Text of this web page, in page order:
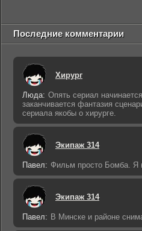
Последние комментарии
Хирург
Люда: Опять сериал
заканчивается фантазия
сериала якобы о хирурге.
Экипаж 314
Павел: Фильм просто Бомба. Я
Экипаж 314
Павел: В Минске и районе